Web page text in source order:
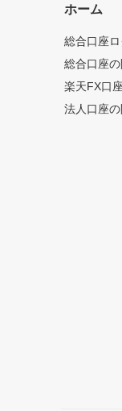
ホーム
総合口座
総合口座
楽天FX口
法人口座